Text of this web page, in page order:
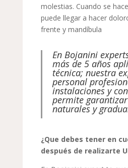
molestias. Cuando se
puede llegar a hacer
frente y mandíbula
En Bojanini
más de 5 años
técnica; nuestra
personal
instalaciones y
permite
naturales y
¿Que debes tener en
después de realizarte